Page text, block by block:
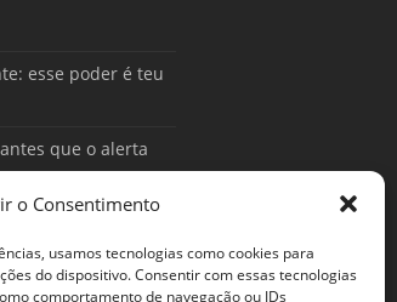
o Consentimento
usamos tecnologias como cookies para
do dispositivo. Consentir com essas tecnologias
comportamento de navegação ou IDs
esse poder é teu
que o alerta